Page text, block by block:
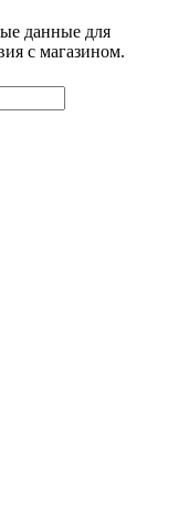
данные для
с магазином.